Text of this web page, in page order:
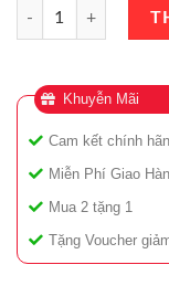
Nước Hoa Lattafa
Khuyễn Mãi
Cam kết chính
Miễn Phí Giao
Mua 2 tặng 1
Tặng Voucher